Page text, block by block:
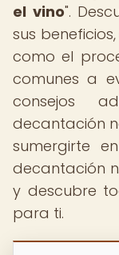
el vino".
sus
como el
comunes a
consejos
decantación
sumergirte
decantación
y descubre
para ti.